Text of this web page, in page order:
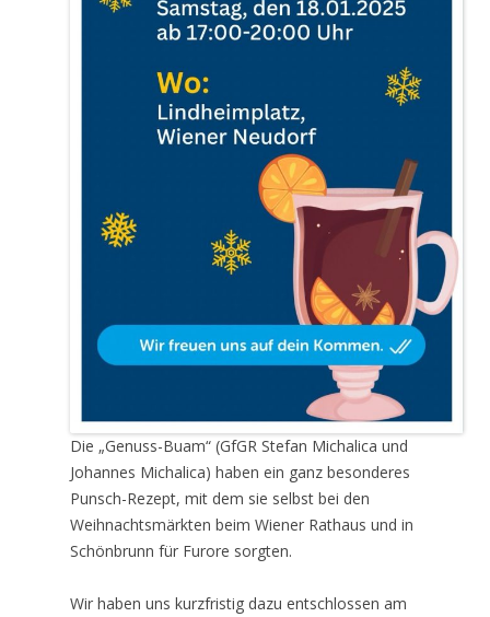
Die „Genuss-Buam“ (GfGR Stefan Michalica und
Johannes Michalica) haben ein ganz besonderes
Punsch-Rezept, mit dem sie selbst bei den
Weihnachtsmärkten beim Wiener Rathaus und in
Schönbrunn für Furore sorgten.
Wir haben uns kurzfristig dazu entschlossen am